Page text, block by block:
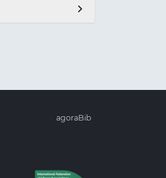
agoraBib